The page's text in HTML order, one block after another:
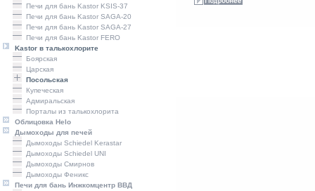
Печи для бань Kastor KSIS-37
Печи для бань Kastor SAGA-20
Печи для бань Kastor SAGA-27
Печи для бань Kastor FERO
Kastor в талькохлорите
Боярская
Царская
Посольская
Купеческая
Адмиральская
Порталы из талькохлорита
Облицовка Helo
Дымоходы для печей
Дымоходы Schiedel Kerastar
Дымоходы Schiedel UNI
Дымоходы Смирнов
Дымоходы Феникс
Печи для бань Инжкомцентр ВВД